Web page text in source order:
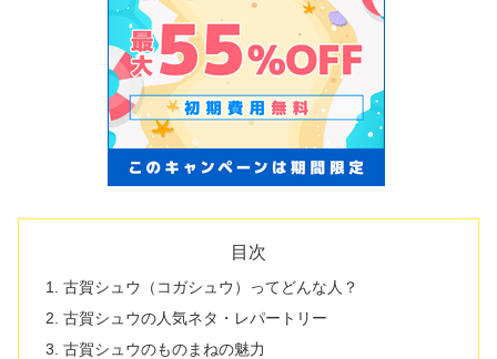
目次
古賀シュウ（コガシュウ）ってどんな人？
古賀シュウの人気ネタ・レパートリー
古賀シュウのものまねの魅力